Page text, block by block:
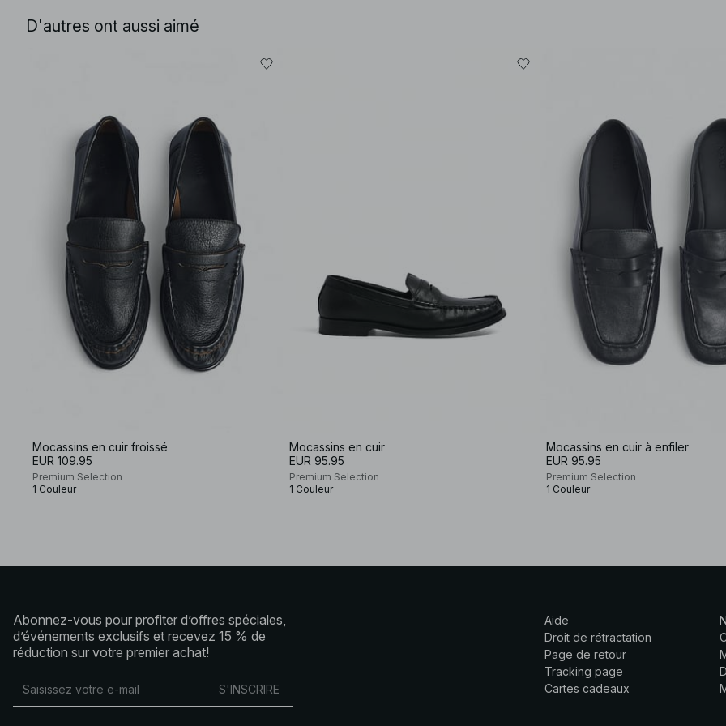
D'autres ont aussi aimé
Mocassins en cuir froissé
EUR 109.95
Premium Selection
1 Couleur
Mocassins en cuir
EUR 95.95
Premium Selection
1 Couleur
Mocassins en cuir à enfiler
EUR 95.95
Premium Selection
1 Couleur
Abonnez-vous pour profiter d’offres spéciales,
d’événements exclusifs et recevez 15 % de
réduction sur votre premier achat!
S'INSCRIRE
Aide
Droit de rétractation
Page de retour
Tracking page
Cartes cadeaux